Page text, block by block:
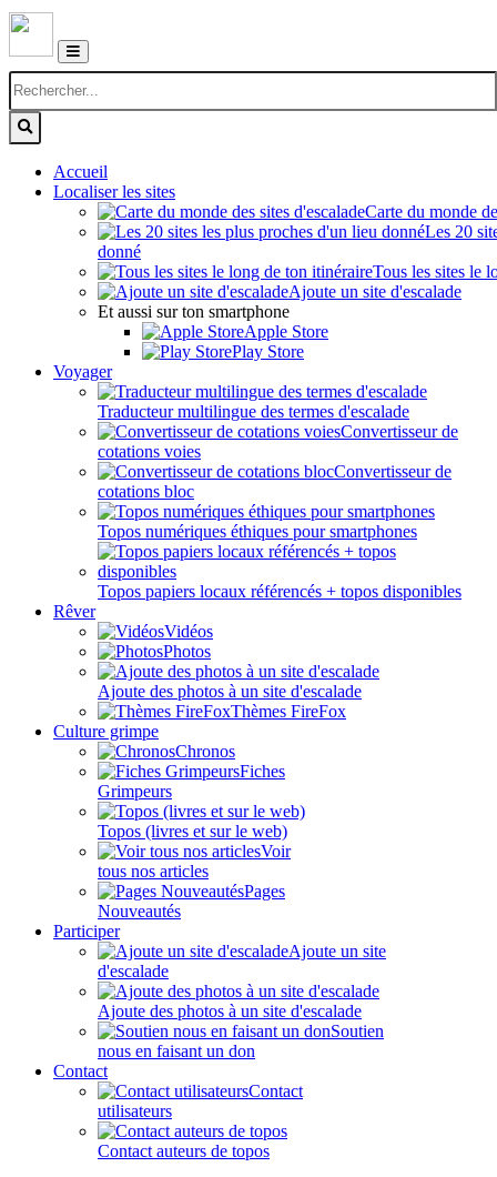
Accueil
Localiser les sites
Carte du monde
Les 20
donné
Tous les sites le
Ajoute un site d'escalade
Et aussi sur ton smartphone
Apple Store
Play Store
Voyager
Traducteur multilingue des termes d'escalade
Convertisseur de
cotations voies
Convertisseur de
cotations bloc
Topos numériques éthiques pour smartphones
Topos papiers locaux référencés + topos disponibles
Rêver
Vidéos
Photos
Ajoute des photos à un site d'escalade
Thèmes FireFox
Culture grimpe
Chronos
Fiches
Grimpeurs
Topos (livres et sur le web)
Voir
tous nos articles
Pages
Nouveautés
Participer
Ajoute un site
d'escalade
Ajoute des photos à un site d'escalade
Soutien
nous en faisant un don
Contact
Contact
utilisateurs
Contact auteurs de topos